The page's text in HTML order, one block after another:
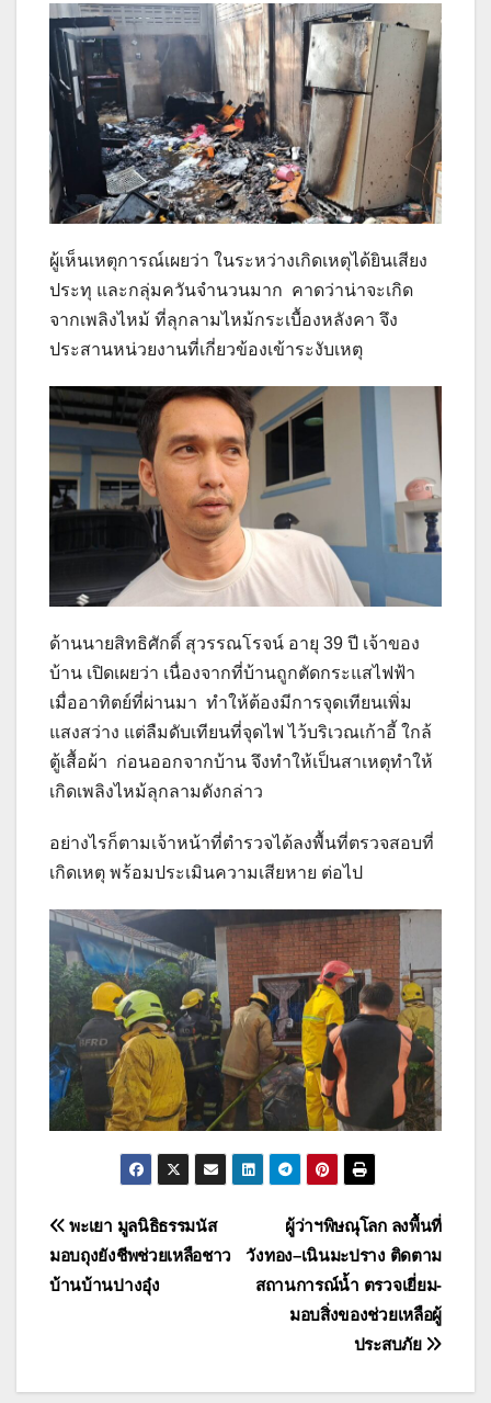
ผู้เห็นเหตุการณ์เผยว่า ในระหว่างเกิดเหตุได้ยินเสียง
ประทุ และกลุ่มควันจำนวนมาก คาดว่าน่าจะเกิด
จากเพลิงไหม้ ที่ลุกลามไหม้กระเบื้องหลังคา จึง
ประสานหน่วยงานที่เกี่ยวข้องเข้าระงับเหตุ
ด้านนายสิทธิศักดิ์ สุวรรณโรจน์ อายุ 39 ปี เจ้าของ
บ้าน เปิดเผยว่า เนื่องจากที่บ้านถูกตัดกระแสไฟฟ้า
เมื่ออาทิตย์ที่ผ่านมา ทำให้ต้องมีการจุดเทียนเพิ่ม
แสงสว่าง แต่ลืมดับเทียนที่จุดไฟ ไว้บริเวณเก้าอี้ ใกล้
ตู้เสื้อผ้า ก่อนออกจากบ้าน จึงทำให้เป็นสาเหตุทำให้
เกิดเพลิงไหม้ลุกลามดังกล่าว
อย่างไรก็ตามเจ้าหน้าที่ตำรวจได้ลงพื้นที่ตรวจสอบที่
เกิดเหตุ พร้อมประเมินความเสียหาย ต่อไป
แนะแนว
เรื่อง
ผู้ว่าฯพิษณุโลก ลงพื้นที่
วังทอง–เนินมะปราง ติดตาม
สถานการณ์น้ำ ตรวจเยี่ยม-
มอบสิ่งของช่วยเหลือผู้
ประสบภัย
พะเยา มูลนิธิธรรมนัส
มอบถุงยังชีพช่วยเหลือชาว
บ้านบ้านปางอุ๋ง